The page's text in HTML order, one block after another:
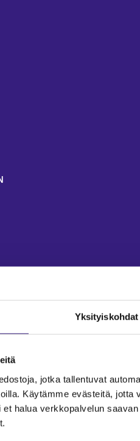
Yksityiskohdat
jotka tallentuvat
Käytämme evästeitä, jotta
halua verkkopalvelun